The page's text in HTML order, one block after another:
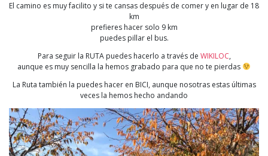
El camino es muy facilito y si te cansas después de comer y en lugar de 18
km
prefieres hacer solo 9 km
puedes pillar el bus.
Para seguir la RUTA puedes hacerlo a través de WIKILOC,
aunque es muy sencilla la hemos grabado para que no te pierdas
La Ruta también la puedes hacer en BICI, aunque nosotras estas últimas
veces la hemos hecho andando